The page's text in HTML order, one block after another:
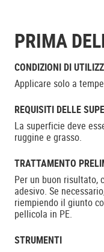
PRIMA
CONDIZIONI DI
Applicare solo a
REQUISITI DELLE
La superficie deve
ruggine e grasso.
TRATTAMENTO
Per un buon risultato,
adesivo. Se
riempiendo il giunto
pellicola in PE.
STRUMENTI